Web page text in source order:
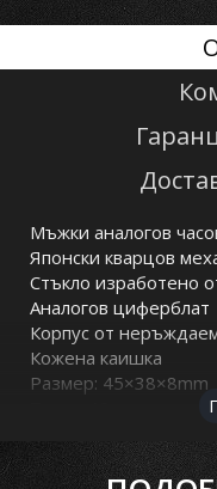
Мъжки аналогов
Японски кварцов
Стъкло изработено
Аналогов циферблат
Корпус от
Кожена каишка
Размер: 45×38×8mm
вода. Не се
Гаранция: 2 години